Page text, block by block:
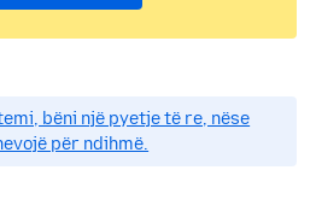
bëni një pyetje të re, nëse
për ndihmë.